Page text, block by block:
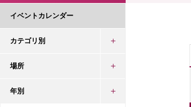
イベントカレンダー
カテゴリ別
場所
年別